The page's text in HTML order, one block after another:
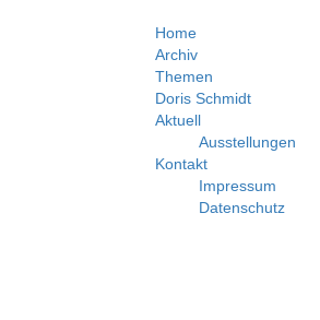
Home
Archiv
Themen
Doris Schmidt
Aktuell
Ausstellungen
Kontakt
Impressum
Datenschutz